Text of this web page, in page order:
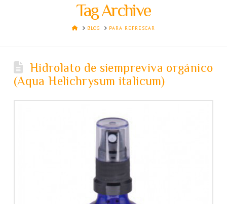
Tag Archive
HOMEBLOG PARA REFRESCAR
Hidrolato de siempreviva orgánico
(Aqua Helichrysum italicum)